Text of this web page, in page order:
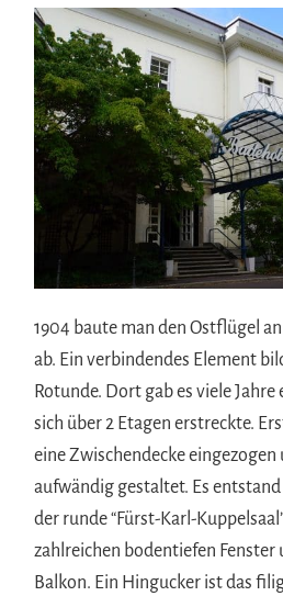
1904 baute man den Ostflügel
ab. Ein verbindendes Element
Rotunde. Dort gab es viele Jahre
sich über 2 Etagen erstreckte.
eine Zwischendecke eingezogen
aufwändig gestaltet. Es
der runde “Fürst-Karl-
zahlreichen bodentiefen Fenster
Balkon. Ein Hingucker ist das